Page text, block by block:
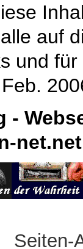
auf
und
Feb.
-
net.net
Seiten-